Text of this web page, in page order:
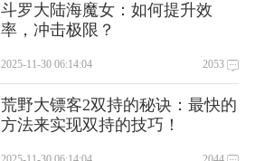
斗罗大陆海魔女：如何提升效
率，冲击极限？
2025-11-30 06:14:04 2053
荒野大镖客2双持的秘诀：最快的
方法来实现双持的技巧！